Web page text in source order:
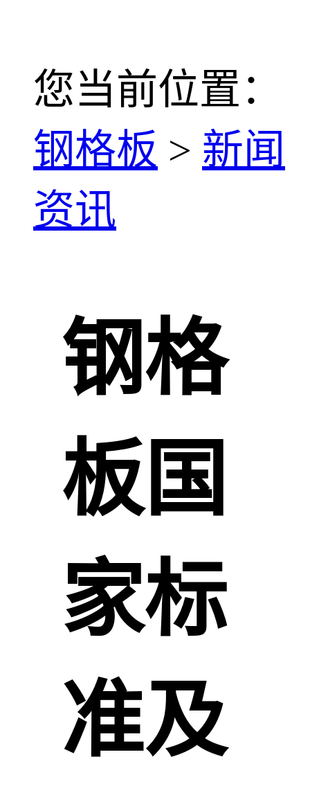
您当前位置：
钢格板 > 新闻
资讯
钢格
板国
家标
准及